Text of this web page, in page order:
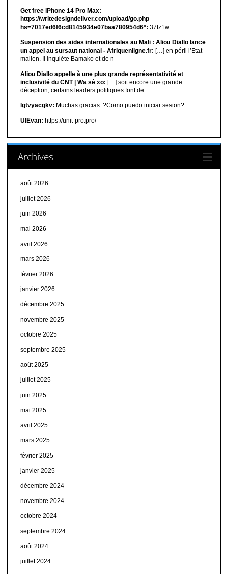
Get free iPhone 14 Pro Max:
https://writedesigndeliver.com/upload/go.php
hs=7017ed6f6cd8145934e07baa780954d6*: 37tz1w
Suspension des aides internationales au Mali : Aliou Diallo lance
un appel au sursaut national - Afriquenligne.fr: […] en péril l’Etat
malien. Il inquiète Bamako et de n
Aliou Diallo appelle à une plus grande représentativité et
inclusivité du CNT | Wa sé xo: […] soit encore une grande
déception, certains leaders politiques font de
lgtvyacgkv: Muchas gracias. ?Como puedo iniciar sesion?
UIEvan: https://unit-pro.pro/
Archives
août 2026
juillet 2026
juin 2026
mai 2026
avril 2026
mars 2026
février 2026
janvier 2026
décembre 2025
novembre 2025
octobre 2025
septembre 2025
août 2025
juillet 2025
juin 2025
mai 2025
avril 2025
mars 2025
février 2025
janvier 2025
décembre 2024
novembre 2024
octobre 2024
septembre 2024
août 2024
juillet 2024